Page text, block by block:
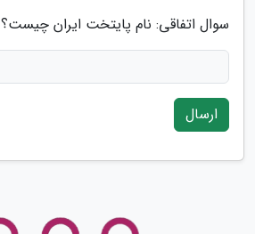
سوال اتفاقی: نام پایتخت ایران چیست؟
ارسال